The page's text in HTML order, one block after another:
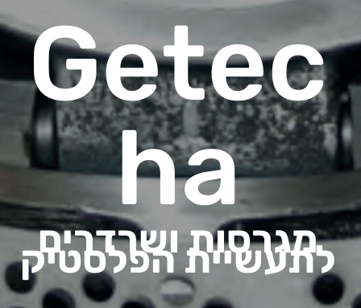
Getec
ha
מגרסות ושרדרים
לתעשיית הפלסטיק